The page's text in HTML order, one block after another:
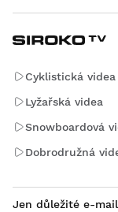
Cyklistická videa
Lyžařská videa
Snowboardová
Dobrodružná
Jen důležité e-